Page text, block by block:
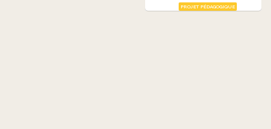
PROJET PÉDAGOGIQUE